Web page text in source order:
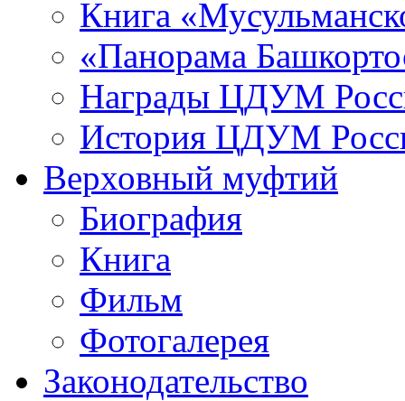
Книга
«Панорама
Награды ЦДУМ
История ЦДУМ
Верховный муфтий
Биография
Книга
Фильм
Фотогалерея
Законодательство